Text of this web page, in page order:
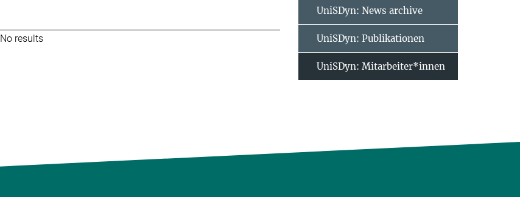
No results
UniSDyn: News archive
UniSDyn: Publikationen
UniSDyn: Mitarbeiter*innen